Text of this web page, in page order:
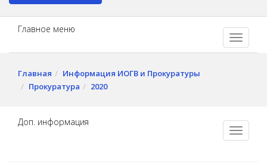
Главное меню
Главная
Информация ИОГВ и Прокуратуры
Прокуратура
2020
Доп. информация